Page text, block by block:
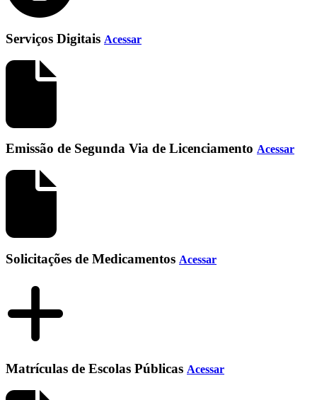
Serviços Digitais Acessar
Emissão de Segunda Via de Licenciamento Acessar
Solicitações de Medicamentos Acessar
Matrículas de Escolas Públicas Acessar